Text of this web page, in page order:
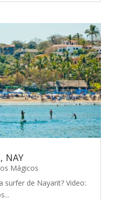
NAY
Mágicos
surfer de Nayarit? Video: